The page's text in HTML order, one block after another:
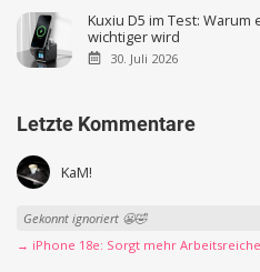
Kuxiu D5 im Test:
wichtiger wird
30. Juli 2026
Letzte Kommentare
KaM!
Gekonnt ignoriert 😬🤣
→ iPhone 18e: Sorgt mehr